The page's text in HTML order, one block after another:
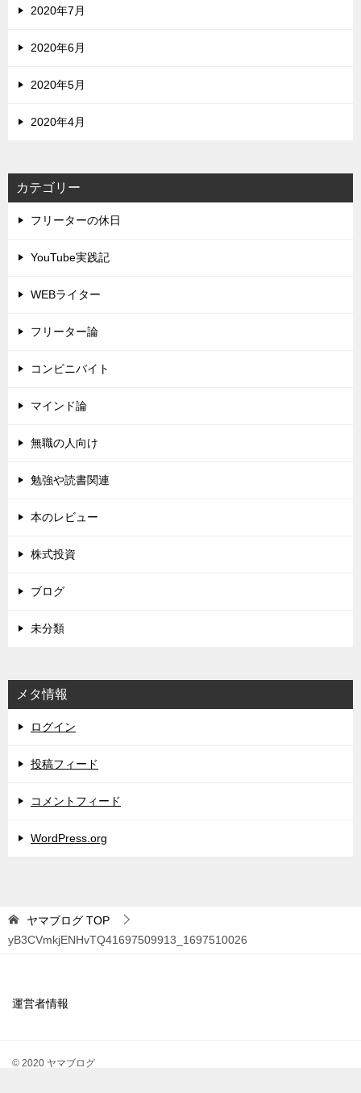
2020年7月
2020年6月
2020年5月
2020年4月
カテゴリー
フリーターの休日
YouTube実践記
WEBライター
フリーター論
コンビニバイト
マインド論
無職の人向け
勉強や読書関連
本のレビュー
株式投資
ブログ
未分類
メタ情報
ログイン
投稿フィード
コメントフィード
WordPress.org
ヤマブログ TOP
yB3CVmkjENHvTQ41697509913_1697510026
運営者情報
© 2020 ヤマブログ